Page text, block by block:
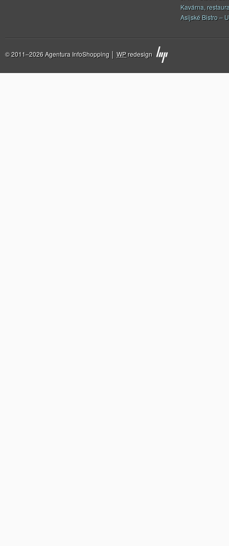
Kavárna,
Asijské Bistro –
© 2011–2026 Agentura InfoShopping │ WPredesign